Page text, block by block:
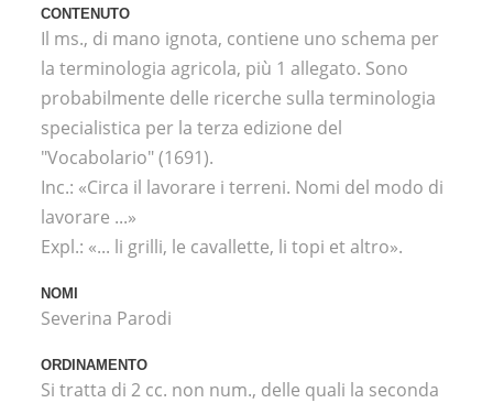
CONTENUTO
Il ms., di mano ignota, contiene uno schema per
la terminologia agricola, più 1 allegato. Sono
probabilmente delle ricerche sulla terminologia
specialistica per la terza edizione del
"Vocabolario" (1691).
Inc.: «Circa il lavorare i terreni. Nomi del modo di
lavorare ...»
Expl.: «... li grilli, le cavallette, li topi et altro».
NOMI
Severina Parodi
ORDINAMENTO
Si tratta di 2 cc. non num., delle quali la seconda